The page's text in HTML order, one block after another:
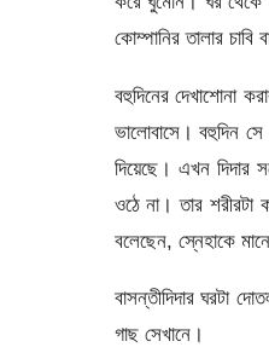
কোম্পানির তালার
বহুদিনের দেখাশোনা
ভালোবাসে। বহুদিন
দিয়েছে। এখন দিদার
ওঠে না। তার শরীরটা
বলেছেন, স্নেহাকে
বাসন্তীদিদার ঘরটা
গাছ সেখানে।